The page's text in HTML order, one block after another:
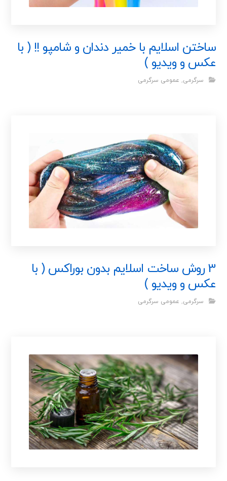
ساختن اسلایم با خمیر دندان و شامپو !! ( با
عکس و ویدیو )
سرگرمی, عمومی سرگرمی
3 روش ساخت اسلایم بدون بوراکس ( با
عکس و ویدیو )
سرگرمی, عمومی سرگرمی